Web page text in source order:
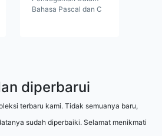
Bahasa Pascal dan C
diperbarui
terbaru kami. Tidak semuanya baru,
sudah diperbaiki. Selamat menikmati